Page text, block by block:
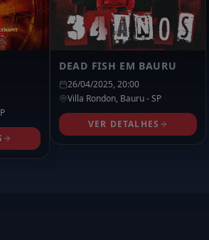
DEAD FISH EM BAURU
26/04/2025, 20:00
Villa Rondon, Bauru- SP
VER DETALHES